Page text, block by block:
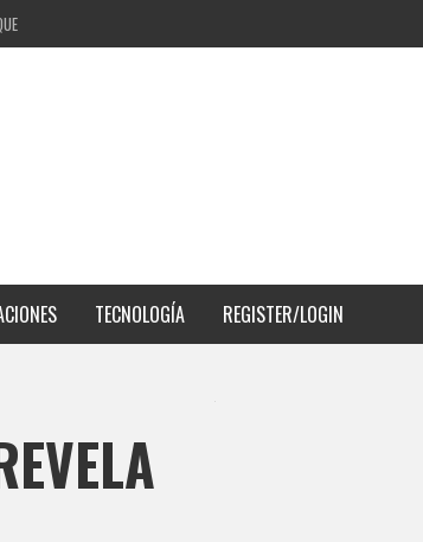
DE VIDA DEL TRANSEÚNTE TICO CON MOVILIDAD Y PAISAJISMO
TRAJO EL TALENTO DE MÁS DE 100 DJS A COSTA RICA
TECNOLOGÍA REGISTER/LOGIN